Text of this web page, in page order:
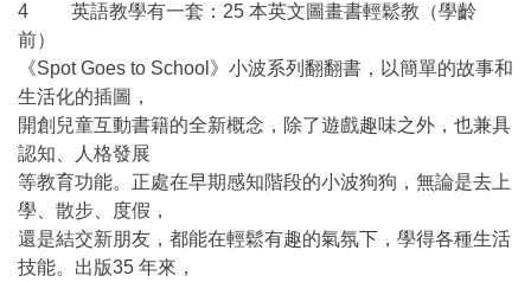
4 英語教學有一套：25 本英文圖畫書輕鬆教（學齡
前）
《Spot Goes to School》小波系列翻翻書，以簡單的故事和
生活化的插圖，
開創兒童互動書籍的全新概念，除了遊戲趣味之外，也兼具
認知、人格發展
等教育功能。正處在早期感知階段的小波狗狗，無論是去上
學、散步、度假，
還是結交新朋友，都能在輕鬆有趣的氣氛下，學得各種生活
技能。出版35 年來，